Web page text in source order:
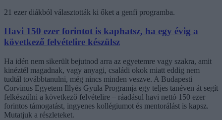
21 ezer diákból választották ki őket a genfi programba.
Havi 150 ezer forintot is kaphatsz, ha egy évig a
következő felvételire készülsz
Ha idén nem sikerült bejutnod arra az egyetemre vagy szakra, amit
kinéztél magadnak, vagy anyagi, családi okok miatt eddig nem
tudtál továbbtanulni, még nincs minden veszve. A Budapesti
Corvinus Egyetem Illyés Gyula Programja egy teljes tanéven át segít
felkészülni a következő felvételire – ráadásul havi nettó 150 ezer
forintos támogatást, ingyenes kollégiumot és mentorálást is kapsz.
Mutatjuk a részleteket.